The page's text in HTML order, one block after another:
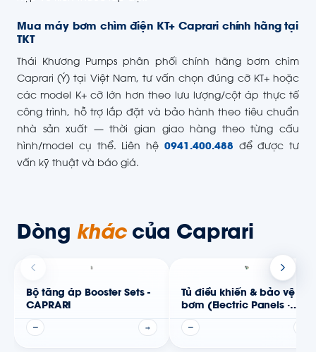
Mua máy bơm chìm điện KT+ Caprari chính hãng tại
TKT
Thái Khương Pumps phân phối chính hãng bơm chìm
Caprari (Ý) tại Việt Nam, tư vấn chọn đúng cỡ KT+ hoặc
các model K+ cỡ lớn hơn theo lưu lượng/cột áp thực tế
công trình, hỗ trợ lắp đặt và bảo hành theo tiêu chuẩn
nhà sản xuất — thời gian giao hàng theo từng cấu
hình/model cụ thể. Liên hệ 0941.400.488 để được tư
vấn kỹ thuật và báo giá.
Dòng kháccủa Caprari
Bộ tăng áp Booster Sets -
CAPRARI
— →
Tủ điều khiển & bảo vệ
bơm (Electric Panels ·
CapSmart VFD) - Caprari
—